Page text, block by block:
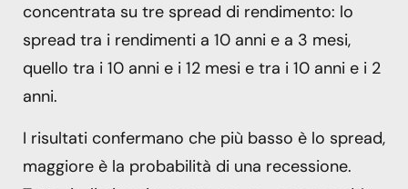
concentrata su tre spread di rendimento: lo
spread tra i rendimenti a 10 anni e a 3 mesi,
quello tra i 10 anni e i 12 mesi e tra i 10 anni e i 2
anni.
I risultati confermano che più basso è lo spread,
maggiore è la probabilità di una recessione.